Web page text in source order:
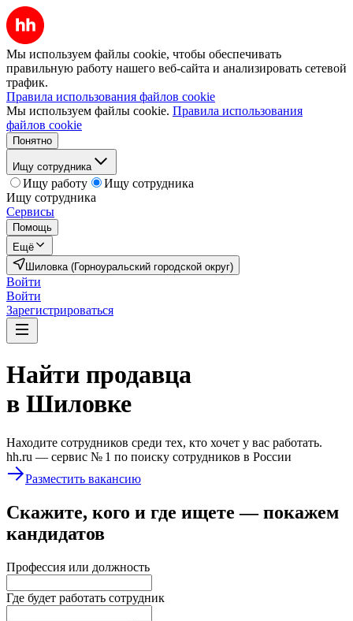
Мы используем файлы cookie, чтобы обеспечивать
правильную работу нашего веб-сайта и анализировать сетевой
трафик.
Правила использования файлов cookie
Мы используем файлы cookie. Правила использования
файлов cookie
Понятно
Ищу сотрудника
Ищу работу
Ищу сотрудника
Ищу сотрудника
Сервисы
Помощь
Ещё
Шиловка (Горноуральский городской округ)
Войти
Войти
Зарегистрироваться
Найти продавца
в Шиловке
Находите сотрудников среди тех, кто хочет у вас работать.
hh.ru — сервис № 1 по поиску сотрудников в России
Разместить вакансию
Скажите, кого и где ищете — покажем
кандидатов
Профессия или должность
Где будет работать сотрудник